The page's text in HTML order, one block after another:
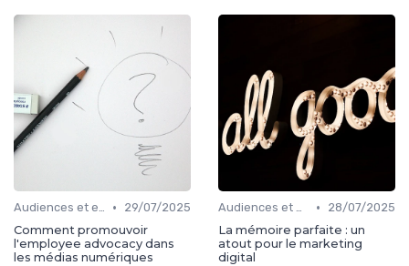
Audiences et engagement •
29/07/2025
Comment promouvoir
l'employee advocacy dans
les médias numériques
Audiences et engagement •
28/07/2025
La mémoire parfaite : un
atout pour le marketing
digital